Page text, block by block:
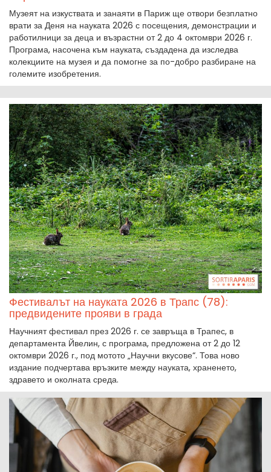
Музеят на изкуствата и занаяти в Париж ще отвори безплатно
врати за Деня на науката 2026 с посещения, демонстрации и
работилници за деца и възрастни от 2 до 4 октомври 2026 г.
Програма, насочена към науката, създадена да изследва
колекциите на музея и да помогне за по-добро разбиране на
големите изобретения.
Фестивалът на науката 2026 в Трапс (78):
предвидените прояви в града
Научният фестивал през 2026 г. се завръща в Трапес, в
департамента Йвелин, с програма, предложена от 2 до 12
октомври 2026 г., под мотото „Научни вкусове“. Това ново
издание подчертава връзките между науката, храненето,
здравето и околната среда.